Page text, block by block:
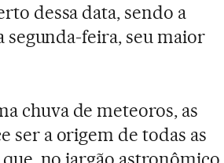
dessa data, sendo a
segunda-feira, seu maior
chuva de meteoros, as
ser a origem de todas as